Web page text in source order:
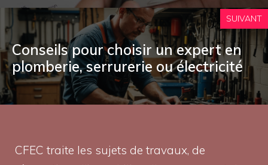
SUIVANT
Conseils pour choisir un expert en
plomberie, serrurerie ou électricité
CFEC traite les sujets de travaux, de